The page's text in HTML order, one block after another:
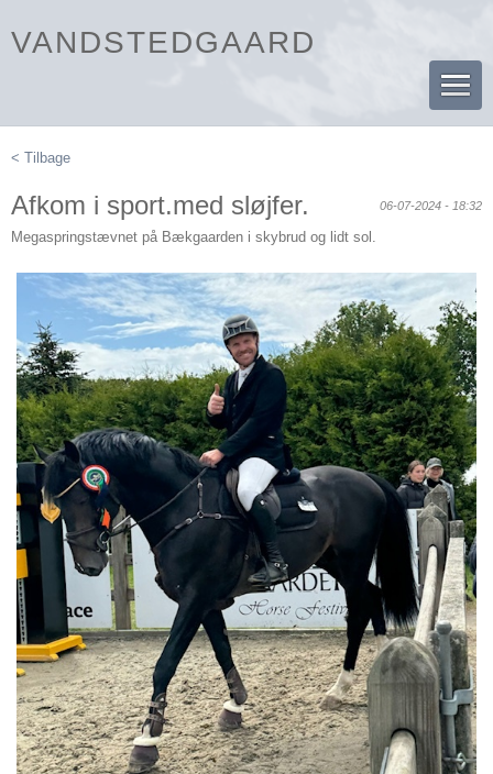
VANDSTEDGAARD
< Tilbage
Afkom i sport.med sløjfer. 06-07-2024 - 18:32
Megaspringstævnet på Bækgaarden i skybrud og lidt sol.